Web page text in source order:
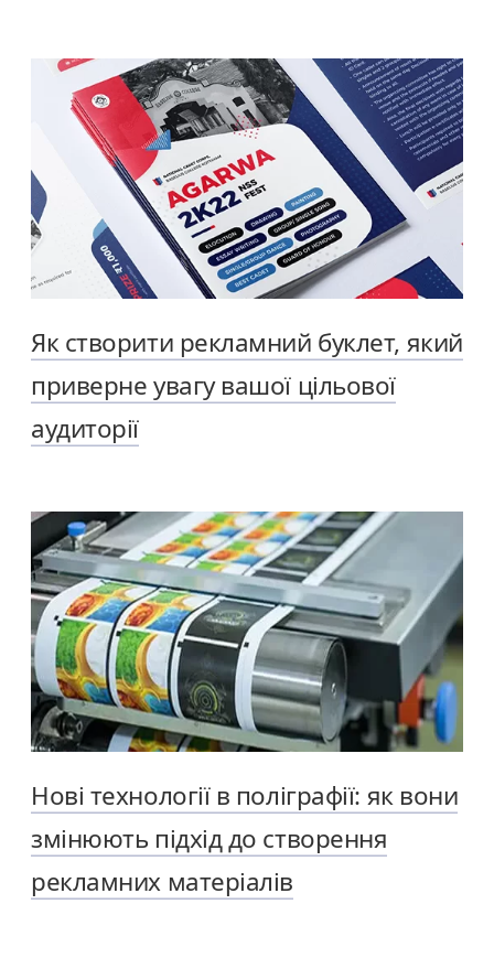
Як створити рекламний буклет, який
приверне увагу вашої цільової
аудиторії
Нові технології в поліграфії: як вони
змінюють підхід до створення
рекламних матеріалів